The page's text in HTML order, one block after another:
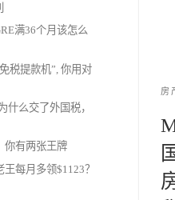
房
满36个月该怎么
税提款机”, 你用对
什么交了外国税，
你有两张王牌
每月多领$1123？